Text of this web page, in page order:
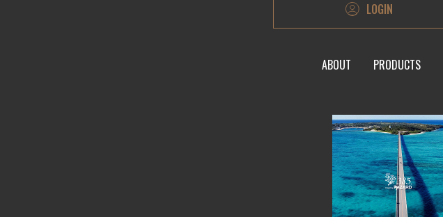
LOGIN
ABOUT PRODUCTS